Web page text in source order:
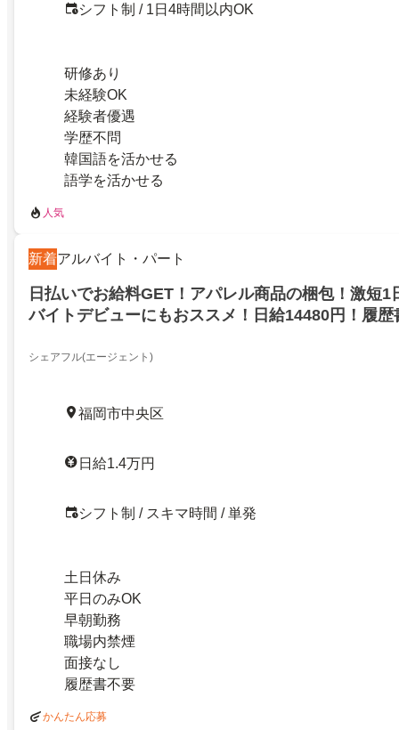
シフト制 / 1日4時間以内OK
研修あり
未経験OK
経験者優遇
学歴不問
韓国語を活かせる
語学を活かせる
人気
新着アルバイト・パート
日払いでお給料GET！アパレル商品の梱包！激短1
バイトデビューにもおススメ！日給14480円！履歴
シェアフル(エージェント)
福岡市中央区
日給1.4万円
シフト制 / スキマ時間 / 単発
土日休み
平日のみOK
早朝勤務
職場内禁煙
面接なし
履歴書不要
かんたん応募